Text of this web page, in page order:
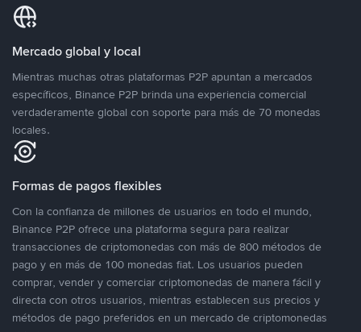
Mercado global y local
Mientras muchas otras plataformas P2P apuntan a mercados
específicos, Binance P2P brinda una experiencia comercial
verdaderamente global con soporte para más de 70 monedas
locales.
Formas de pagos flexibles
Con la confianza de millones de usuarios en todo el mundo,
Binance P2P ofrece una plataforma segura para realizar
transacciones de criptomonedas con más de 800 métodos de
pago y en más de 100 monedas fiat. Los usuarios pueden
comprar, vender y comerciar criptomonedas de manera fácil y
directa con otros usuarios, mientras establecen sus precios y
métodos de pago preferidos en un mercado de criptomonedas